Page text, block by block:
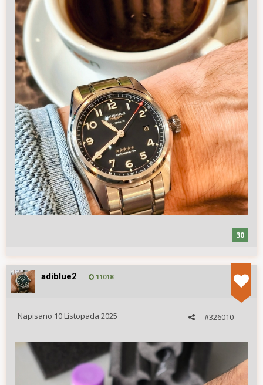
30
adiblue2 11018
#326010
Napisano 10 Listopada 2025